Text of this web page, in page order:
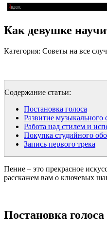
Как девушке
Категория: Советы на все
Содержание статьи:
Постановка голоса
Развитие музыкального
Работа над стилем и
Покупка студийного
Запись первого трека
Пение – это прекрасное
расскажем вам о ключевых
Постановка голоса